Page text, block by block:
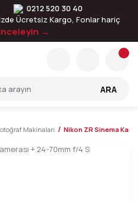
0212 520 30 40
Ücretsiz Kargo, Fonlar hariç
→
ARA
Makinaları Nikon ZR Sinema